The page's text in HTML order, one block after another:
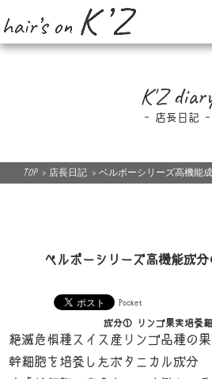
-トップ-
Special Menu
-低GI食品-
Low GI food
News
K'Z
店長日記
TOP > 店長日記 > ベルポーシリーズ高機能
ベルポーシリーズ高機能成分
Pocket
成分① リンゴ果実培養細
絶滅危惧種スイス産リンゴ品種の
幹細胞を培養したボタニカル成分